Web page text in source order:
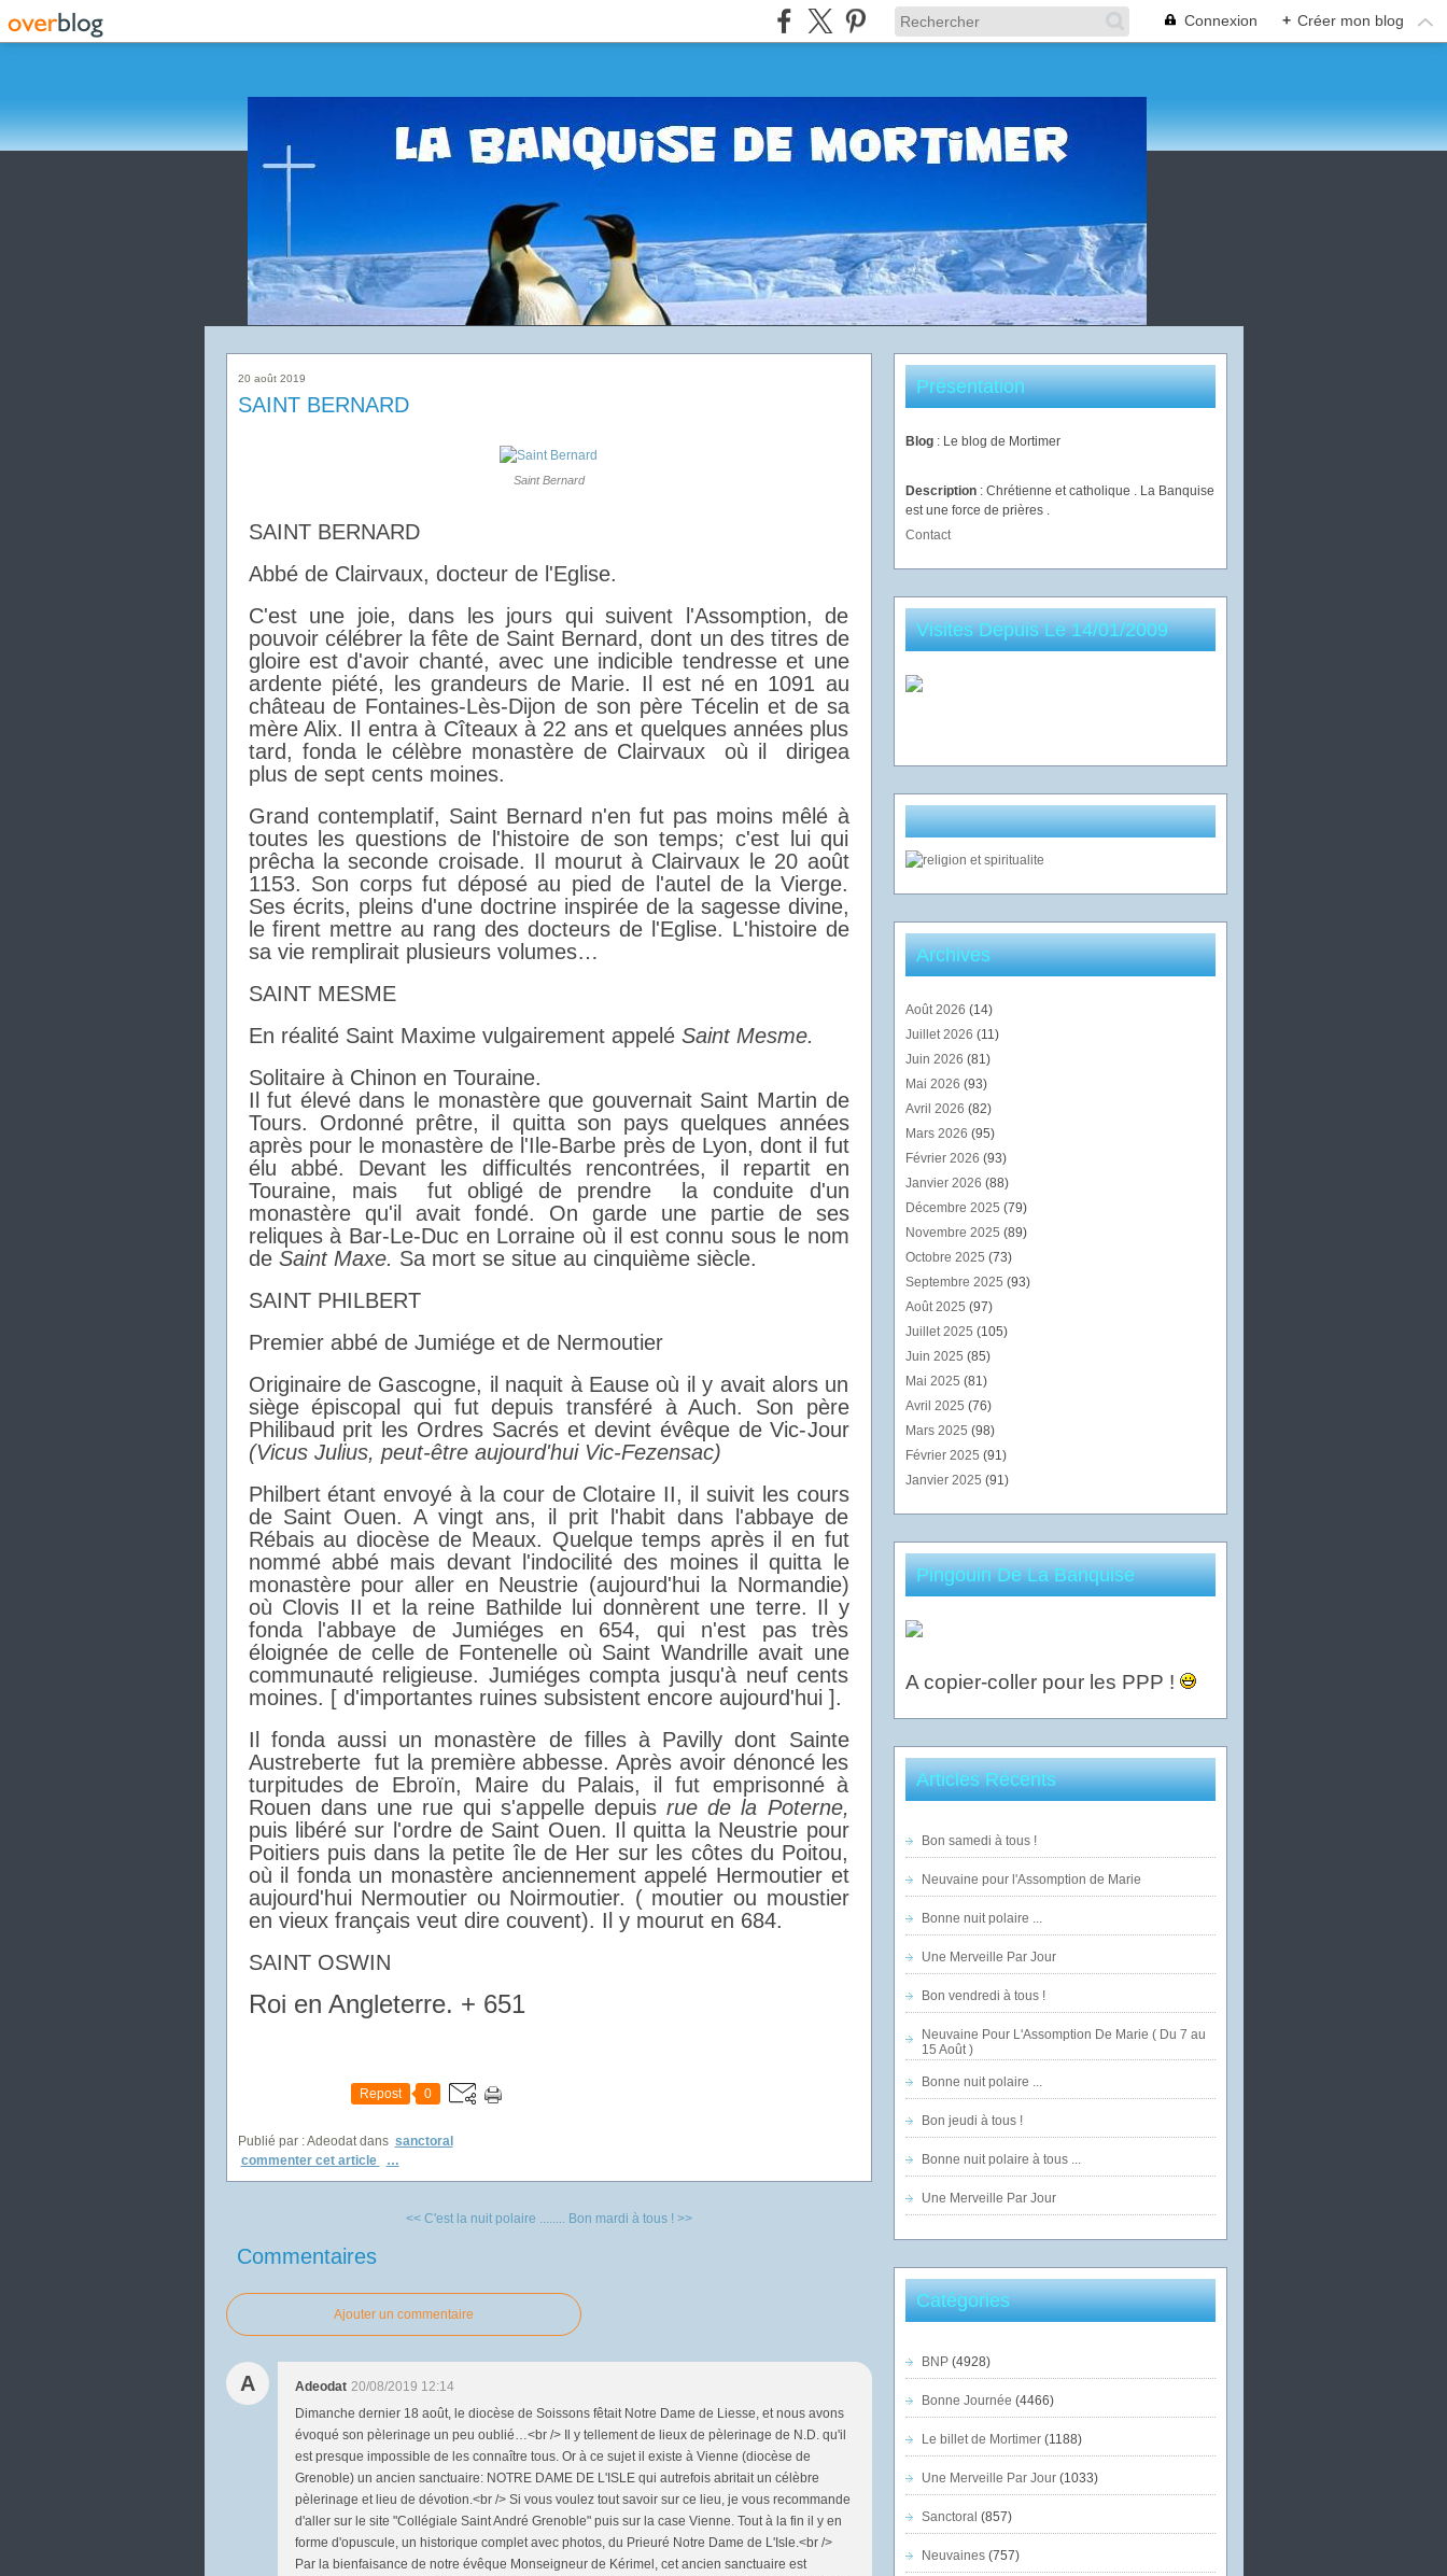
Connexion + Créer mon blog
20 août 2019
SAINT BERNARD
Saint Bernard
SAINT BERNARD
Abbé de Clairvaux, docteur de l'Eglise.
C'est une joie, dans les jours qui suivent l'Assomption, de
pouvoir célébrer la fête de Saint Bernard, dont un des titres de
gloire est d'avoir chanté, avec une indicible tendresse et une
ardente piété, les grandeurs de Marie. Il est né en 1091 au
château de Fontaines-Lès-Dijon de son père Técelin et de sa
mère Alix. Il entra à Cîteaux à 22 ans et quelques années plus
tard, fonda le célèbre monastère de Clairvaux où il dirigea
plus de sept cents moines.
Grand contemplatif, Saint Bernard n'en fut pas moins mêlé à
toutes les questions de l'histoire de son temps; c'est lui qui
prêcha la seconde croisade. Il mourut à Clairvaux le 20 août
1153. Son corps fut déposé au pied de l'autel de la Vierge.
Ses écrits, pleins d'une doctrine inspirée de la sagesse divine,
le firent mettre au rang des docteurs de l'Eglise. L'histoire de
sa vie remplirait plusieurs volumes…
SAINT MESME
En réalité Saint Maxime vulgairement appelé Saint Mesme.
Solitaire à Chinon en Touraine.
Il fut élevé dans le monastère que gouvernait Saint Martin de
Tours. Ordonné prêtre, il quitta son pays quelques années
après pour le monastère de l'Ile-Barbe près de Lyon, dont il fut
élu abbé. Devant les difficultés rencontrées, il repartit en
Touraine, mais fut obligé de prendre la conduite d'un
monastère qu'il avait fondé. On garde une partie de ses
reliques à Bar-Le-Duc en Lorraine où il est connu sous le nom
de Saint Maxe. Sa mort se situe au cinquième siècle.
SAINT PHILBERT
Premier abbé de Jumiége et de Nermoutier
Originaire de Gascogne, il naquit à Eause où il y avait alors un
siège épiscopal qui fut depuis transféré à Auch. Son père
Philibaud prit les Ordres Sacrés et devint évêque de Vic-Jour
(Vicus Julius, peut-être aujourd'hui Vic-Fezensac)
Philbert étant envoyé à la cour de Clotaire II, il suivit les cours
de Saint Ouen. A vingt ans, il prit l'habit dans l'abbaye de
Rébais au diocèse de Meaux. Quelque temps après il en fut
nommé abbé mais devant l'indocilité des moines il quitta le
monastère pour aller en Neustrie (aujourd'hui la Normandie)
où Clovis II et la reine Bathilde lui donnèrent une terre. Il y
fonda l'abbaye de Jumiéges en 654, qui n'est pas très
éloignée de celle de Fontenelle où Saint Wandrille avait une
communauté religieuse. Jumiéges compta jusqu'à neuf cents
moines. [ d'importantes ruines subsistent encore aujourd'hui ].
Il fonda aussi un monastère de filles à Pavilly dont Sainte
Austreberte fut la première abbesse. Après avoir dénoncé les
turpitudes de Ebroïn, Maire du Palais, il fut emprisonné à
Rouen dans une rue qui s'appelle depuis rue de la Poterne,
puis libéré sur l'ordre de Saint Ouen. Il quitta la Neustrie pour
Poitiers puis dans la petite île de Her sur les côtes du Poitou,
où il fonda un monastère anciennement appelé Hermoutier et
aujourd'hui Nermoutier ou Noirmoutier. ( moutier ou moustier
en vieux français veut dire couvent). Il y mourut en 684.
SAINT OSWIN
Roi en Angleterre. + 651
Repost 0
Publié par : Adeodat dans sanctoral
commenter cet article
…
<< C'est la nuit polaire ........ Bon mardi à tous ! >>
Commentaires
Ajouter un commentaire
A Adeodat 20/08/2019 12:14
Dimanche dernier 18 août, le diocèse de Soissons fêtait Notre Dame de Liesse, et nous avons
évoqué son pèlerinage un peu oublié…<br /> Il y tellement de lieux de pèlerinage de N.D. qu'il
est presque impossible de les connaître tous. Or à ce sujet il existe à Vienne (diocèse de
Grenoble) un ancien sanctuaire: NOTRE DAME DE L'ISLE qui autrefois abritait un célèbre
pèlerinage et lieu de dévotion.<br /> Si vous voulez tout savoir sur ce lieu, je vous recommande
d'aller sur le site "Collégiale Saint André Grenoble" puis sur la case Vienne. Tout à la fin il y en
forme d'opuscule, un historique complet avec photos, du Prieuré Notre Dame de L'Isle.<br />
Par la bienfaisance de notre évêque Monseigneur de Kérimel, cet ancien sanctuaire est
Présentation
Blog : Le blog de Mortimer
Description : Chrétienne et catholique . La Banquise
est une force de prières .
Contact
Visites Depuis Le 14/01/2009
Archives
Août 2026 (14)
Juillet 2026 (11)
Juin 2026 (81)
Mai 2026 (93)
Avril 2026 (82)
Mars 2026 (95)
Février 2026 (93)
Janvier 2026 (88)
Décembre 2025 (79)
Novembre 2025 (89)
Octobre 2025 (73)
Septembre 2025 (93)
Août 2025 (97)
Juillet 2025 (105)
Juin 2025 (85)
Mai 2025 (81)
Avril 2025 (76)
Mars 2025 (98)
Février 2025 (91)
Janvier 2025 (91)
Pingouin De La Banquise
A copier-coller pour les PPP !
Articles Récents
Bon samedi à tous !
Neuvaine pour l'Assomption de Marie
Bonne nuit polaire ...
Une Merveille Par Jour
Bon vendredi à tous !
Neuvaine Pour L'Assomption De Marie ( Du 7 au
15 Août )
Bonne nuit polaire ...
Bon jeudi à tous !
Bonne nuit polaire à tous ...
Une Merveille Par Jour
Catégories
BNP(4928)
Bonne Journée (4466)
Le billet de Mortimer(1188)
Une Merveille Par Jour(1033)
Sanctoral (857)
Neuvaines(757)